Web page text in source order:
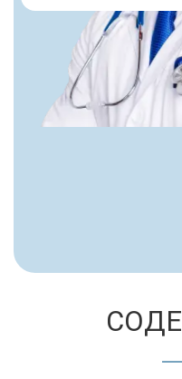
Пациент
курса
комфортные